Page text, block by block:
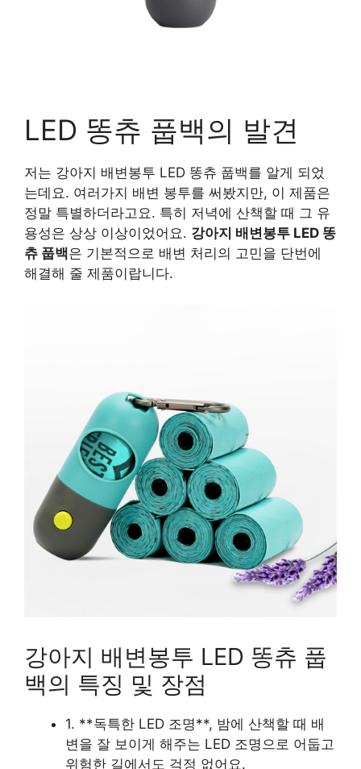
LED 똥츄 풉백의 발견
저는 강아지 배변봉투 LED 똥츄 풉백를 알게 되었
는데요. 여러가지 배변 봉투를 써봤지만, 이 제품은
정말 특별하더라고요. 특히 저녁에 산책할 때 그 유
용성은 상상 이상이었어요. 강아지 배변봉투 LED 똥
츄 풉백은 기본적으로 배변 처리의 고민을 단번에
해결해 줄 제품이랍니다.
강아지 배변봉투 LED 똥츄 풉
백의 특징 및 장점
1. **독특한 LED 조명**, 밤에 산책할 때 배
변을 잘 보이게 해주는 LED 조명으로 어둡고
위험한 길에서도 걱정 없어요.